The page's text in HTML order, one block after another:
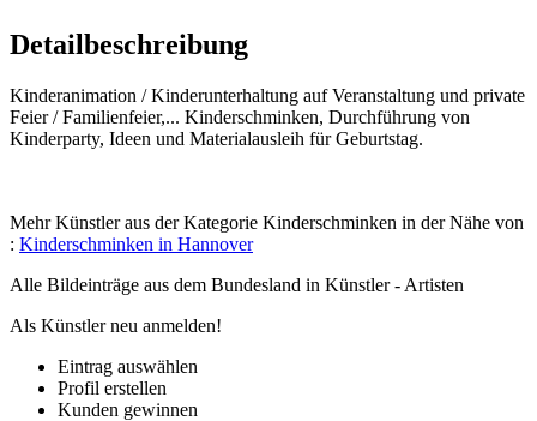
Detailbeschreibung
Kinderanimation / Kinderunterhaltung auf Veranstaltung und private
Feier / Familienfeier,... Kinderschminken, Durchführung von
Kinderparty, Ideen und Materialausleih für Geburtstag.
Mehr Künstler aus der Kategorie Kinderschminken in der Nähe von
: Kinderschminken in Hannover
Alle Bildeinträge aus dem Bundesland in Künstler - Artisten
Als Künstler neu anmelden!
Eintrag auswählen
Profil erstellen
Kunden gewinnen